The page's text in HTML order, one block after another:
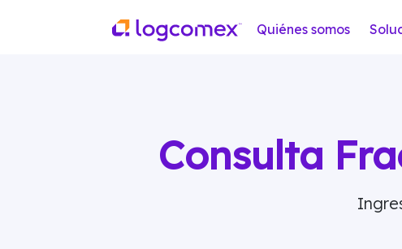
Quiénes somos
Consulta